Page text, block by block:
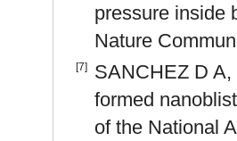
pressure inside
Nature
[7]
SANCHEZ D
formed
of the National